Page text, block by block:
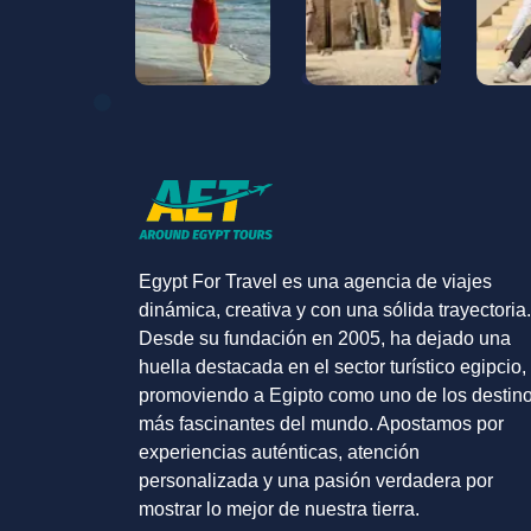
Egypt For Travel es una agencia de viajes
dinámica, creativa y con una sólida trayectoria.
Desde su fundación en 2005, ha dejado una
huella destacada en el sector turístico egipcio,
promoviendo a Egipto como uno de los
más fascinantes del mundo. Apostamos por
experiencias auténticas, atención
personalizada y una pasión verdadera por
mostrar lo mejor de nuestra tierra.